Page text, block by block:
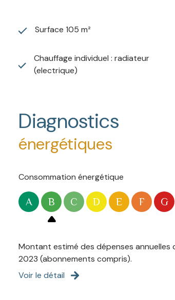
Surface 105 m²
Chauffage individuel : radiateur
(electrique)
Diagnostics
énergétiques
Consommation énergétique
A B C D E F G
Montant estimé des dépenses
2023 (abonnements compris).
Voir le détail